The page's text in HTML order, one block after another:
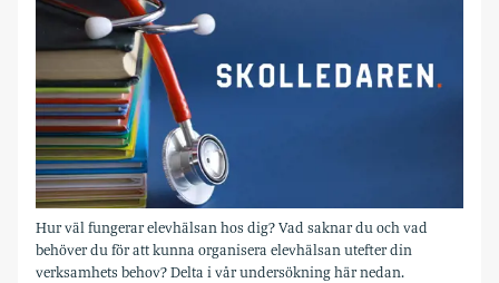
Hur väl fungerar elevhälsan hos dig? Vad saknar du och vad
behöver du för att kunna organisera elevhälsan utefter din
verksamhets behov? Delta i vår undersökning här nedan.